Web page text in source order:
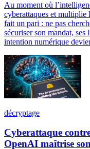
Au moment où
cyberattaques et multiplie
fait un pari : ne pas
sécuriser son mandat,
intention numérique
décryptage
Cyberattaque
OpenAI maîtrise